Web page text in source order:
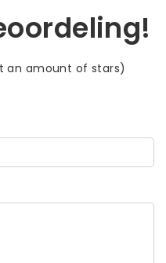
an amount of stars)